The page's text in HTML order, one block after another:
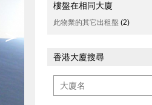
>
樓盤在相同大廈
此物業的其它出租盤 (2)
香港大廈搜尋